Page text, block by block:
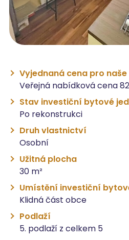
Vyjednaná cena pro
Veřejná nabídková cena
Stav investiční bytové
Po rekonstrukci
Druh vlastnictví
Osobní
Užitná plocha
30 m²
Umístění investiční
Klidná část obce
Podlaží
5. podlaží z celkem 5